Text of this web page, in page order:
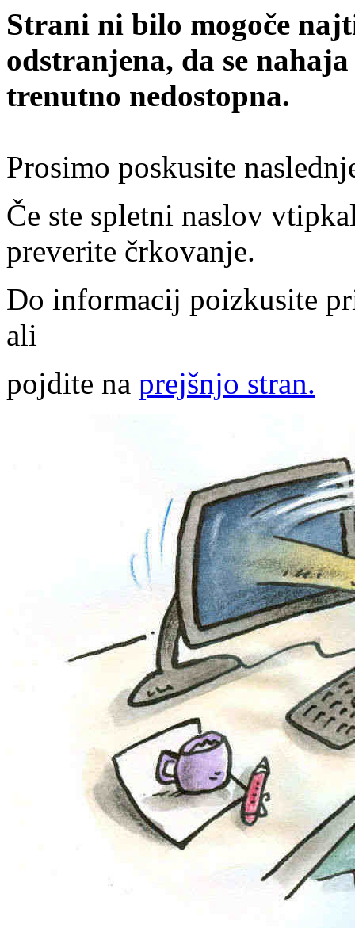
Strani ni bilo mogoče
odstranjena, da se
trenutno nedostopna.
Prosimo poskusite
Če ste spletni naslov
preverite črkovanje.
Do informacij poizkusite
ali
pojdite na prejšnjo stran.